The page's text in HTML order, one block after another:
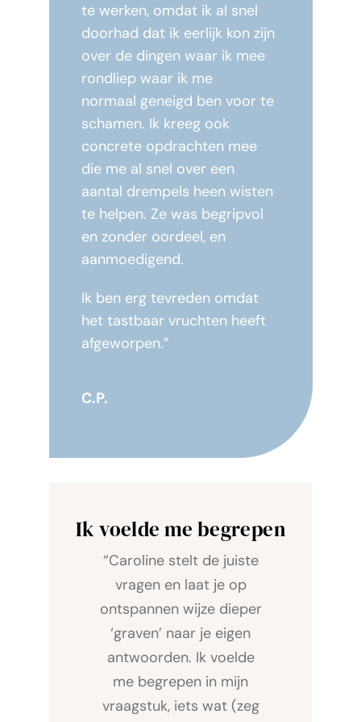
te werken, omdat ik al snel
doorhad dat ik eerlijk kon zijn
over de dingen waar ik mee
rondliep waar ik me
normaal geneigd ben voor te
schamen. Ik kreeg ook
concrete opdrachten mee
die me al snel over een
aantal drempels heen wisten
te helpen. Ze was begripvol
en zonder oordeel, en
aanmoedigend.
Ik ben erg tevreden omdat
het tastbaar vruchten heeft
afgeworpen.”
C.P.
Ik voelde me begrepen
“Caroline stelt de juiste
vragen en laat je op
ontspannen wijze dieper
‘graven’ naar je eigen
antwoorden. Ik voelde
me begrepen in mijn
vraagstuk, iets wat (zeg